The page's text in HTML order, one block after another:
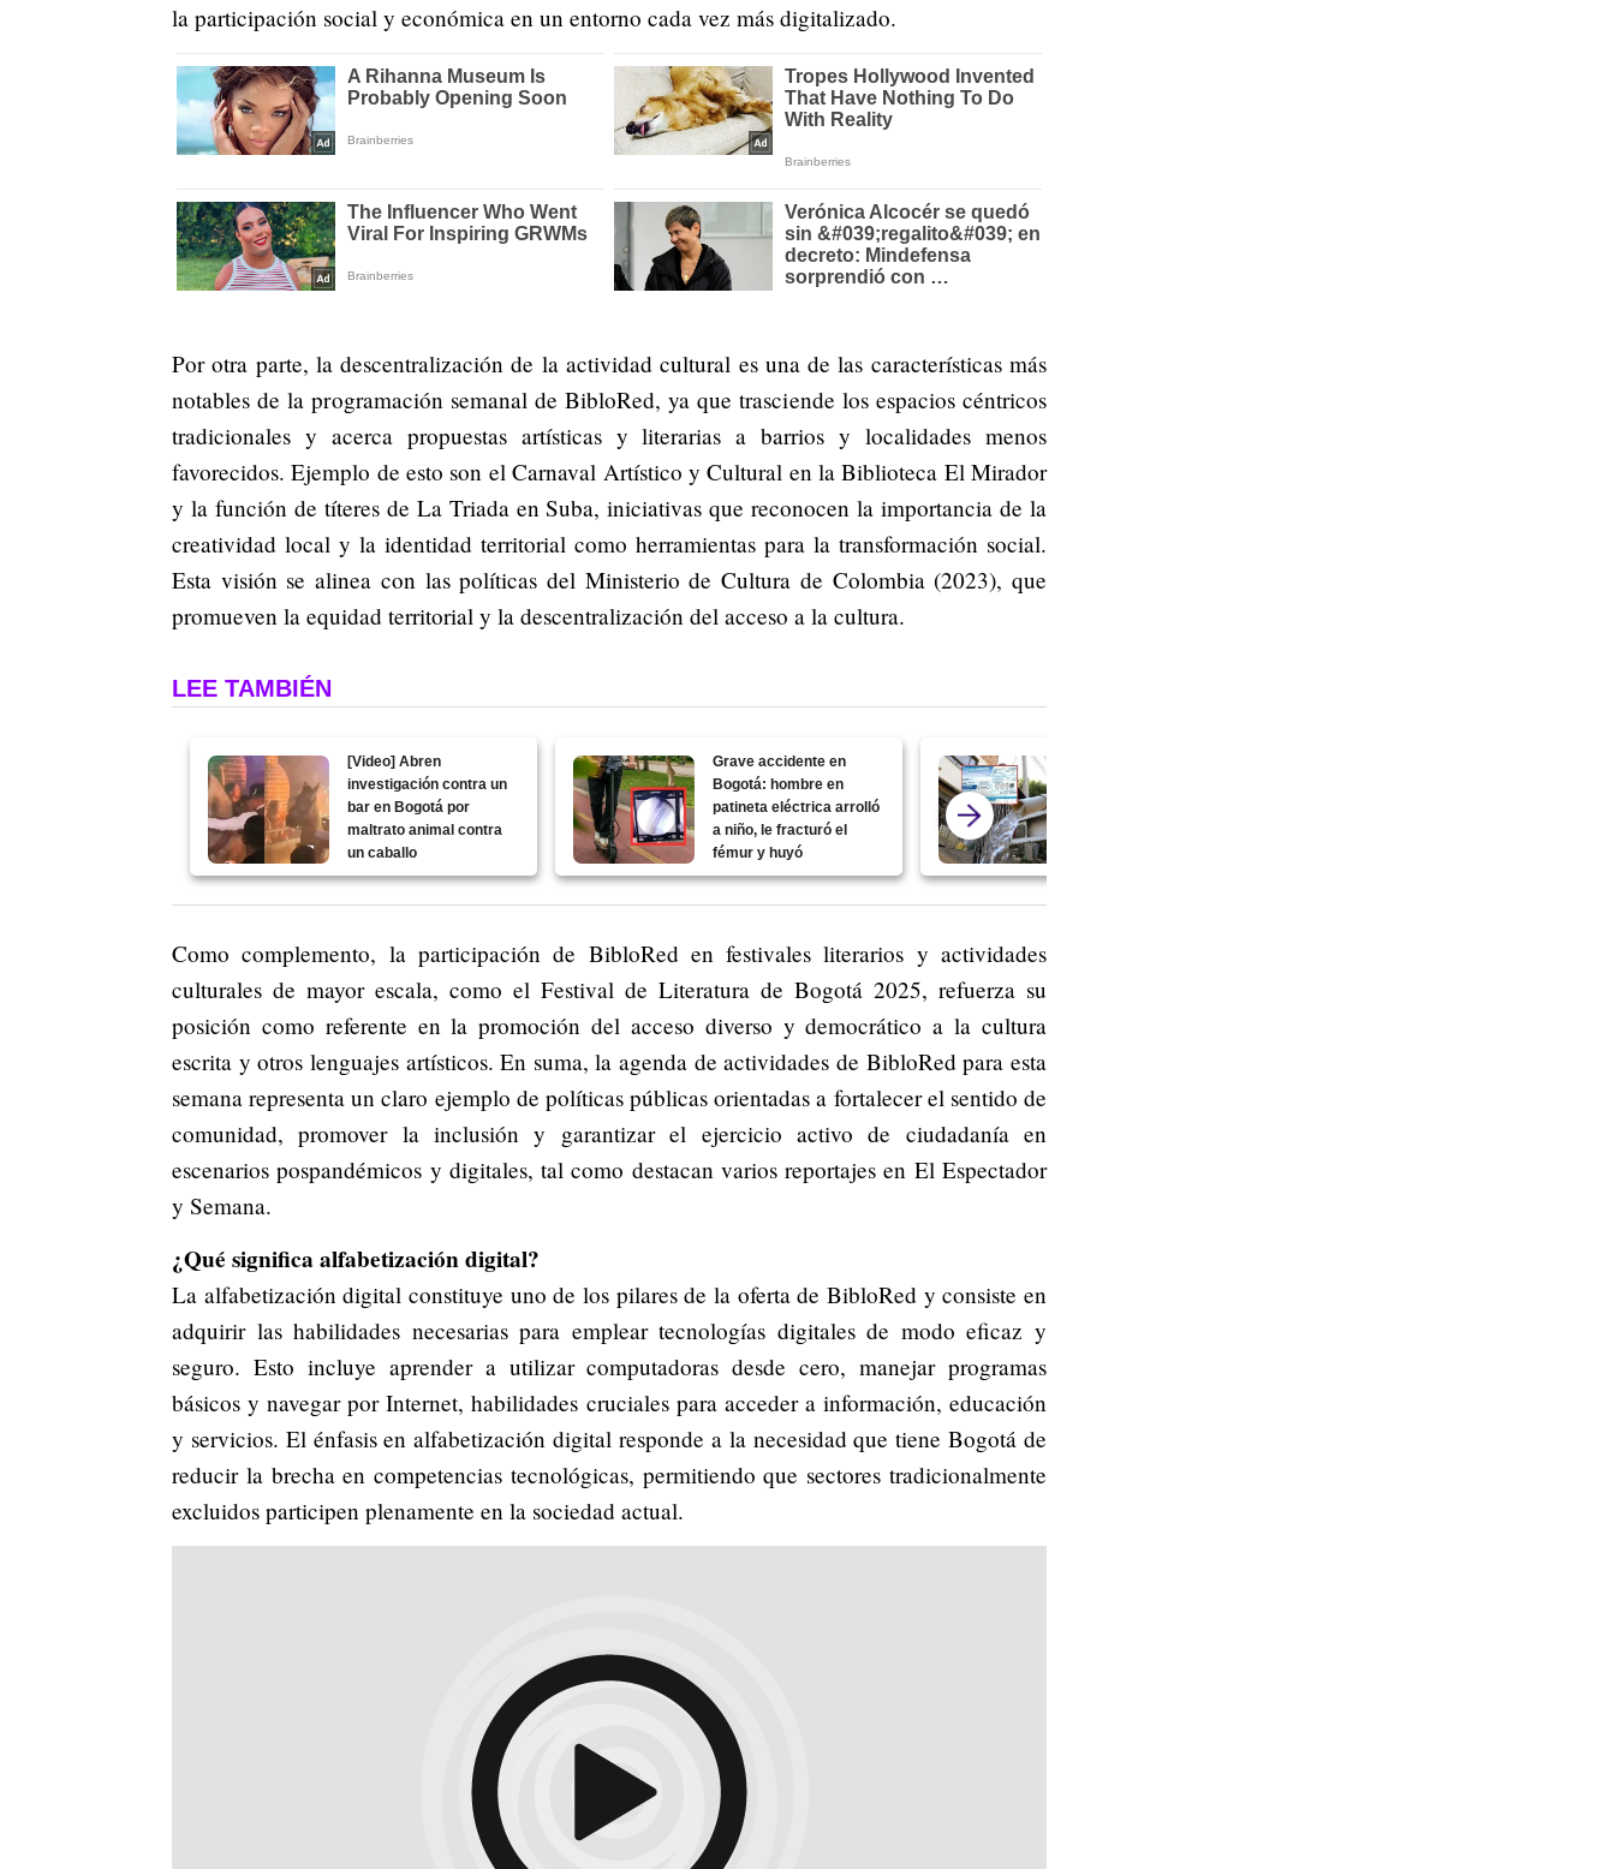
la participación social y económica en un entorno cada vez más digitalizado.
Por otra parte, la descentralización de la actividad cultural es una de las características más
notables de la programación semanal de BibloRed, ya que trasciende los espacios céntricos
tradicionales y acerca propuestas artísticas y literarias a barrios y localidades menos
favorecidos. Ejemplo de esto son el Carnaval Artístico y Cultural en la Biblioteca El Mirador
y la función de títeres de La Triada en Suba, iniciativas que reconocen la importancia de la
creatividad local y la identidad territorial como herramientas para la transformación social.
Esta visión se alinea con las políticas del Ministerio de Cultura de Colombia (2023), que
promueven la equidad territorial y la descentralización del acceso a la cultura.
LEE TAMBIÉN
[Video] Abren
investigación contra un
bar en Bogotá por
maltrato animal contra
un caballo
Grave accidente en
Bogotá: hombre en
patineta eléctrica arrolló
a niño, le fracturó el
fémur y huyó
Como complemento, la participación de BibloRed en festivales literarios y actividades
culturales de mayor escala, como el Festival de Literatura de Bogotá 2025, refuerza su
posición como referente en la promoción del acceso diverso y democrático a la cultura
escrita y otros lenguajes artísticos. En suma, la agenda de actividades de BibloRed para esta
semana representa un claro ejemplo de políticas públicas orientadas a fortalecer el sentido de
comunidad, promover la inclusión y garantizar el ejercicio activo de ciudadanía en
escenarios pospandémicos y digitales, tal como destacan varios reportajes en El Espectador
y Semana.
¿Qué significa alfabetización digital?
La alfabetización digital constituye uno de los pilares de la oferta de BibloRed y consiste en
adquirir las habilidades necesarias para emplear tecnologías digitales de modo eficaz y
seguro. Esto incluye aprender a utilizar computadoras desde cero, manejar programas
básicos y navegar por Internet, habilidades cruciales para acceder a información, educación
y servicios. El énfasis en alfabetización digital responde a la necesidad que tiene Bogotá de
reducir la brecha en competencias tecnológicas, permitiendo que sectores tradicionalmente
excluidos participen plenamente en la sociedad actual.